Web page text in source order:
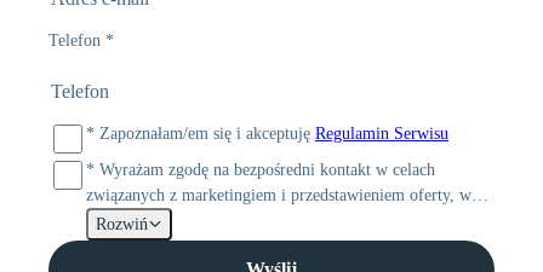
Telefon *
* Zapoznałam/em się i akceptuję Regulamin Serwisu
* Wyrażam zgodę na bezpośredni kontakt w celach
związanych z marketingiem i przedstawieniem oferty, w
tym z wykorzystaniem telekomunikacyjnych urządzeń
końcowych i środków komunikacji elektronicznej przez
Rozwiń